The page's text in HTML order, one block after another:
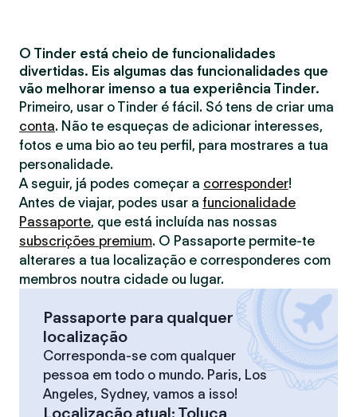
O Tinder está cheio de funcionalidades
divertidas. Eis algumas das funcionalidades que
vão melhorar imenso a tua experiência Tinder.
Primeiro, usar o Tinder é fácil. Só tens de criar uma
conta. Não te esqueças de adicionar interesses,
fotos e uma bio ao teu perfil, para mostrares a tua
personalidade.
A seguir, já podes começar a corresponder!
Antes de viajar, podes usar a funcionalidade
Passaporte, que está incluída nas nossas
subscrições premium. O Passaporte permite-te
alterares a tua localização e corresponderes com
membros noutra cidade ou lugar.
Passaporte para qualquer
localização
Corresponda-se com qualquer
pessoa em todo o mundo. Paris, Los
Angeles, Sydney, vamos a isso!
Localização atual: Toluca